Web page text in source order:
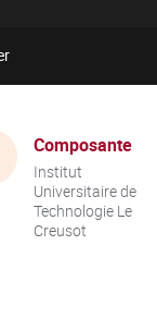
Composante
Institut
Universitaire de
Technologie Le
Creusot